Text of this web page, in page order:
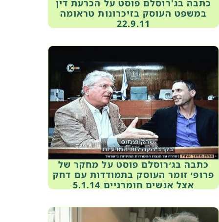
כתבה בג'רוסלם פוסט על הכרעת דין
במשפט העוסק בזיכרונות טראומה
22.9.11
כתבה בג׳רוסלם פוסט על מחקר של
פרופ׳ זומר העוסק בתמודדות עם דחק
אצל אנשים חומרניים 5.1.14